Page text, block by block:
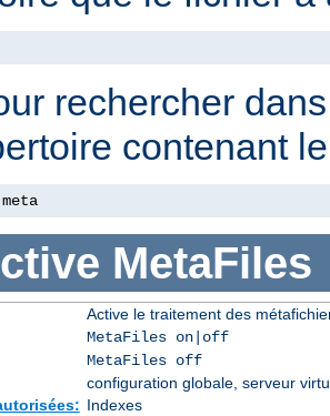
rechercher
contenant
meta
MetaFiles
Active le traitement des
MetaFiles on|off
MetaFiles off
configuration globale, serveur
Indexes